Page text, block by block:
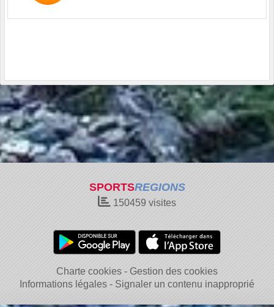
SPORTSREGIONS
150459 visites
Charte cookies
Gestion des cookies
Informations légales
Signaler un contenu inapproprié